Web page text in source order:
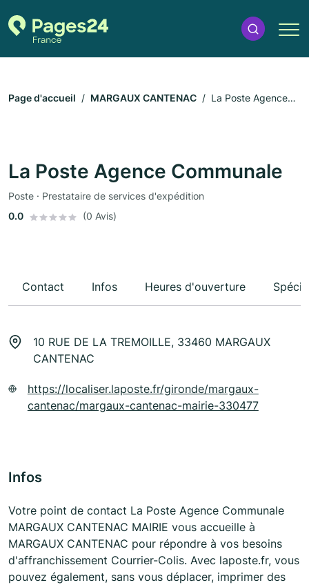
Page d'accueil MARGAUX CANTENAC
La Poste Agence
La Poste Agence Communale
Poste · Prestataire de services d'expédition
0.0
(0 Avis)
Contact Infos Heures d'ouverture
10 RUE DE LA TREMOILLE, 33460 MARGAUX
CANTENAC
https://localiser.laposte.fr/gironde/margaux-
cantenac/margaux-cantenac-mairie-330477
Infos
Votre point de contact La Poste Agence Communale
MARGAUX CANTENAC MAIRIE vous accueille à
MARGAUX CANTENAC pour répondre à vos besoins
d'affranchissement Courrier-Colis. Avec laposte.fr, vous
pouvez également, sans vous déplacer, imprimer des